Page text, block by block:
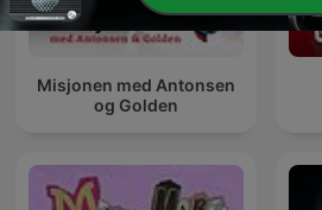
Misjonen med Antonsen
og Golden